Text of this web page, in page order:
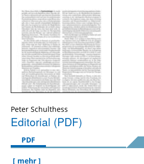
Peter Schulthess
Editorial (PDF)
PDF
[ mehr ]